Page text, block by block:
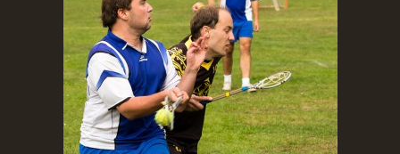
NÁVŠTĚVNÍ KNIHA